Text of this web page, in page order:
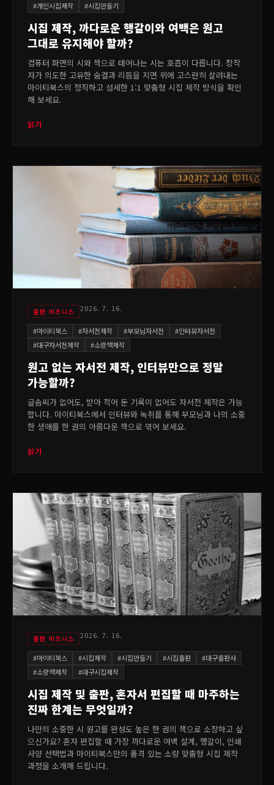
#개인시집제작 #시집만들기
시집 제작, 까다로운 행갈이와 여백은 원고
그대로 유지해야 할까?
컴퓨터 화면의 시와 책으로 태어나는 시는 호흡이 다릅니다. 창작
자가 의도한 고유한 숨결과 리듬을 지면 위에 고스란히 살려내는
마이티북스의 정직하고 섬세한 1:1 맞춤형 시집 제작 방식을 확인
해 보세요.
읽기
출판 비즈니스 2026. 7. 16.
#마이티북스 #자서전제작 #부모님자서전 #인터뷰자서전
#대구자서전제작 #소량책제작
원고 없는 자서전 제작, 인터뷰만으로 정말
가능할까?
글솜씨가 없어도, 받아 적어 둔 기록이 없어도 자서전 제작은 가능
합니다. 마이티북스에서 인터뷰와 녹취를 통해 부모님과 나의 소중
한 생애를 한 권의 아름다운 책으로 엮어 보세요.
읽기
출판 비즈니스 2026. 7. 16.
#마이티북스 #시집제작 #시집만들기 #시집출판 #대구출판사
#소량책제작 #대구시집제작
시집 제작 및 출판, 혼자서 편집할 때 마주하는
진짜 한계는 무엇일까?
나만의 소중한 시 원고를 완성도 높은 한 권의 책으로 소장하고 싶
으신가요? 혼자 편집할 때 가장 까다로운 여백 설계, 행갈이, 인쇄
사양 선택법과 마이티북스만의 품격 있는 소량 맞춤형 시집 제작
과정을 소개해 드립니다.